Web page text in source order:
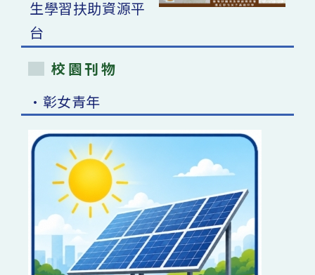
校園刊物
•彰女青年